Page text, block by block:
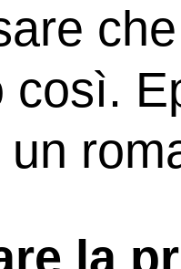
così.
la